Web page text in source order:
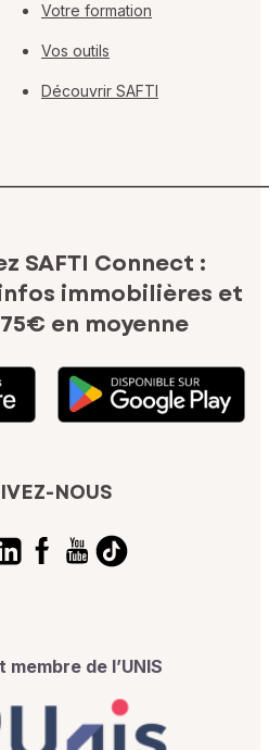
Votre formation
Vos outils
Découvrir SAFTI
SAFTI Connect :
immobilières et
en moyenne
NOUS
membre de l’UNIS